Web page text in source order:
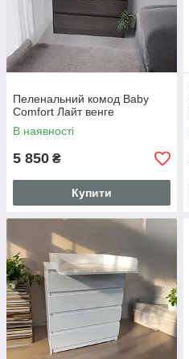
Пеленальний комод Baby
Comfort Лайт венге
В наявності
5 850 ₴
Купити